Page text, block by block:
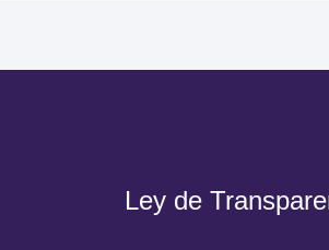
Ley de